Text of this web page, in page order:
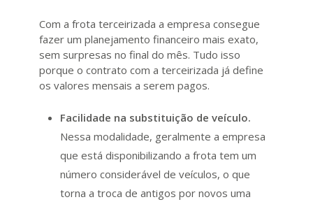
Com a frota terceirizada a empresa consegue
fazer um planejamento financeiro mais exato,
sem surpresas no final do mês. Tudo isso
porque o contrato com a terceirizada já define
os valores mensais a serem pagos.
Facilidade na substituição de veículo.
Nessa modalidade, geralmente a empresa
que está disponibilizando a frota tem um
número considerável de veículos, o que
torna a troca de antigos por novos uma